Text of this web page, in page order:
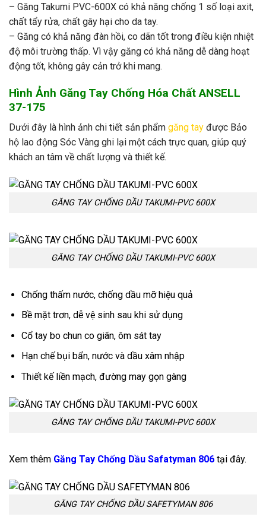
– Găng Takumi PVC-600X có khả năng chống 1 số loại axit,
chất tẩy rửa, chất gây hại cho da tay.
– Găng có khả năng đàn hồi, co dãn tốt trong điều kiện nhiệt
độ môi trường thấp. Vì vậy găng có khả năng dễ dàng hoạt
động tốt, không gây cản trở khi mang.
Hình Ảnh Găng Tay Chống Hóa Chất ANSELL
37-175
Dưới đây là hình ảnh chi tiết sản phẩm găng tay được Bảo
hộ lao động Sóc Vàng ghi lại một cách trực quan, giúp quý
khách an tâm về chất lượng và thiết kế.
GĂNG TAY CHỐNG DẦU TAKUMI-PVC 600X
GĂNG TAY CHỐNG DẦU TAKUMI-PVC 600X
Chống thấm nước, chống dầu mỡ hiệu quả
Bề mặt trơn, dễ vệ sinh sau khi sử dụng
Cổ tay bo chun co giãn, ôm sát tay
Hạn chế bụi bẩn, nước và dầu xâm nhập
Thiết kế liền mạch, đường may gọn gàng
GĂNG TAY CHỐNG DẦU TAKUMI-PVC 600X
Xem thêm Găng Tay Chống Dầu Safatyman 806 tại đây.
GĂNG TAY CHỐNG DẦU SAFETYMAN 806